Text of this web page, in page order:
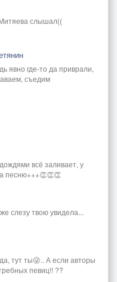
слышал((
явно где-то да приврали,
съедим
всё заливает, у
песню+++👏👏👏
слезу твою увидела...
тут ты😜.. А если авторы
певиц!! ??